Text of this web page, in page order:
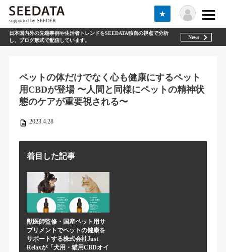
supported by SEEDER
★
日本国内外の先端事例や生活者トレンドをSEEDATA独自の視点で分析
し、ブログ形式で配信しています。
News
ペットの体だけでなく心も健康にするペット
用CBDが登場 〜人間と同様にペットの精神状
態のケアが重要視される〜
2023.4.28
着目した記事
獣医師監修・国産ペット用サ
プリメントでペットの健康を
サポートする株式会社Just
Relaxが「犬用・猫用CBDオイ